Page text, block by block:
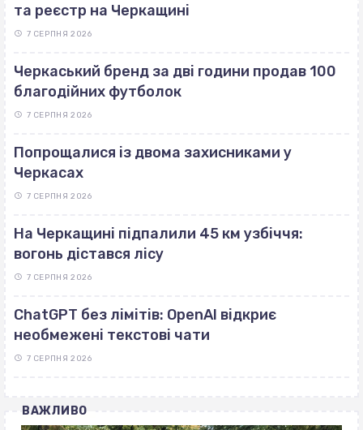
та реєстр на Черкащині
7 СЕРПНЯ 2026
Черкаський бренд за дві години продав 100
благодійних футболок
7 СЕРПНЯ 2026
Попрощалися із двома захисниками у
Черкасах
7 СЕРПНЯ 2026
На Черкащині підпалили 45 км узбіччя:
вогонь дістався лісу
7 СЕРПНЯ 2026
ChatGPT без лімітів: OpenAI відкриє
необмежені текстові чати
7 СЕРПНЯ 2026
ВАЖЛИВО